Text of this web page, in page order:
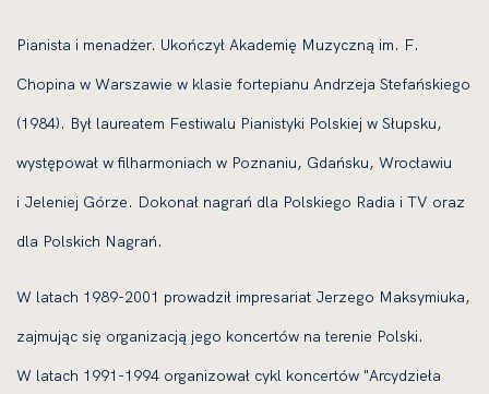
Pianista i menadżer. Ukończył Akademię Muzyczną im. F.
Chopina w Warszawie w klasie fortepianu Andrzeja Stefańskiego
(1984). Był laureatem Festiwalu Pianistyki Polskiej w Słupsku,
występował w filharmoniach w Poznaniu, Gdańsku, Wrocławiu
i Jeleniej Górze. Dokonał nagrań dla Polskiego Radia i TV oraz
dla Polskich Nagrań.
W latach 1989-2001 prowadził impresariat Jerzego Maksymiuka,
zajmując się organizacją jego koncertów na terenie Polski.
W latach 1991-1994 organizował cykl koncertów "Arcydzieła